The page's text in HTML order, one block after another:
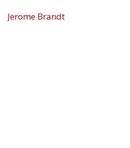
Jerome Brandt